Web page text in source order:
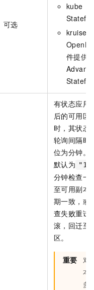
可选
kube：
kruise：
件提供
有状态应用
后的可用区
时，其状态
轮询间隔时
位为分钟。
默认为 "1"
分钟检查一
至可用副本
期一致，或
查失败重试
滚，回迁至
区。
重要
对
本
多